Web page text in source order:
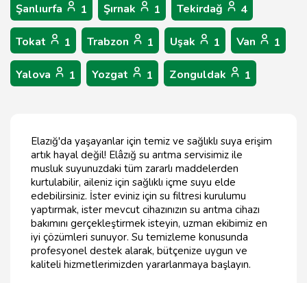
Şanlıurfa 1 Şırnak 1 Tekirdağ 4
Tokat 1 Trabzon 1 Uşak 1 Van 1
Yalova 1 Yozgat 1 Zonguldak 1
Elazığ'da yaşayanlar için temiz ve sağlıklı suya erişim
artık hayal değil! Elâzığ su arıtma servisimiz ile
musluk suyunuzdaki tüm zararlı maddelerden
kurtulabilir, aileniz için sağlıklı içme suyu elde
edebilirsiniz. İster eviniz için su filtresi kurulumu
yaptırmak, ister mevcut cihazınızın su arıtma cihazı
bakımını gerçekleştirmek isteyin, uzman ekibimiz en
iyi çözümleri sunuyor. Su temizleme konusunda
profesyonel destek alarak, bütçenize uygun ve
kaliteli hizmetlerimizden yararlanmaya başlayın.